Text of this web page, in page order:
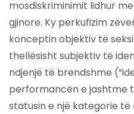
mosdiskriminimit lidhur
gjinore. Ky përkufizim
konceptin objektiv të
thellësisht subjektiv të
ndjenjë të brendshme
performancën e jashtme
statusin e një kategorie